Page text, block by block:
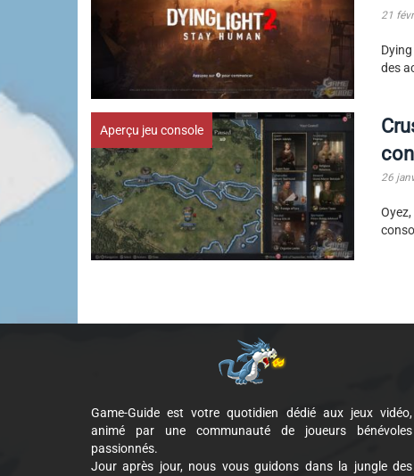
21
des
Aperçu jeu console
26
Game-Guide est votre quotidien dédié aux jeux vidéo,
animé par une communauté de joueurs bénévoles
passionnés.
Jour après jour, nous vous guidons dans la jungle des